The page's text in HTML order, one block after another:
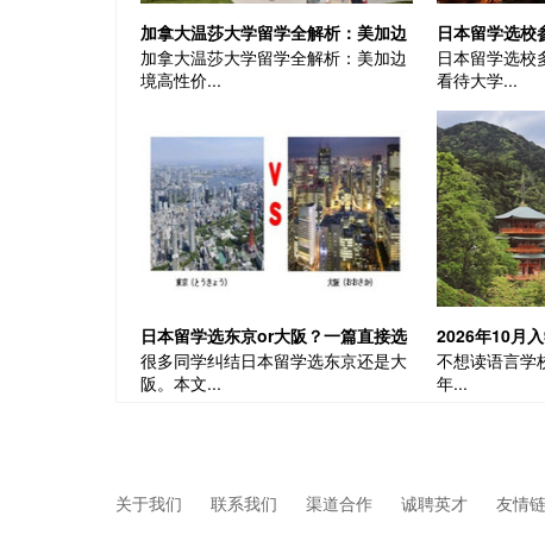
加拿大温莎大学留学全解析：美加边
境高性价比留学优选| 加拿大留学
加拿大温莎大学留学全解析：美加边
境高性价...
日本留学选校
实力、地域因
日本留学选校
看待大学...
​日本留学选东京or大阪？一篇直接选
对|日本留学
很多同学纠结日本留学选东京还是大
阪。本文...
2026年10月
科，免语言学
还能申请
不想读语言学
年...
关于我们 联系我们 渠道合作 诚聘英才 友情